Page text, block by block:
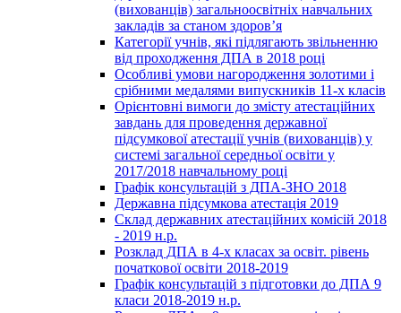
(вихованців) загальноосвітніх навчальних
закладів за станом здоров’я
Категорії учнів, які підлягають звільненню
від проходження ДПА в 2018 році
Особливі умови нагородження золотими і
срібними медалями випускників 11-х класів
Орієнтовні вимоги до змісту атестаційних
завдань для проведення державної
підсумкової атестації учнів (вихованців) у
системі загальної середньої освіти у
2017/2018 навчальному році
Графік консультацій з ДПА-ЗНО 2018
Державна підсумкова атестація 2019
Склад державних атестаційних комісій 2018
- 2019 н.р.
Розклад ДПА в 4-х класах за освіт. рівень
початкової освіти 2018-2019
Графік консультацій з підготовки до ДПА 9
класи 2018-2019 н.р.